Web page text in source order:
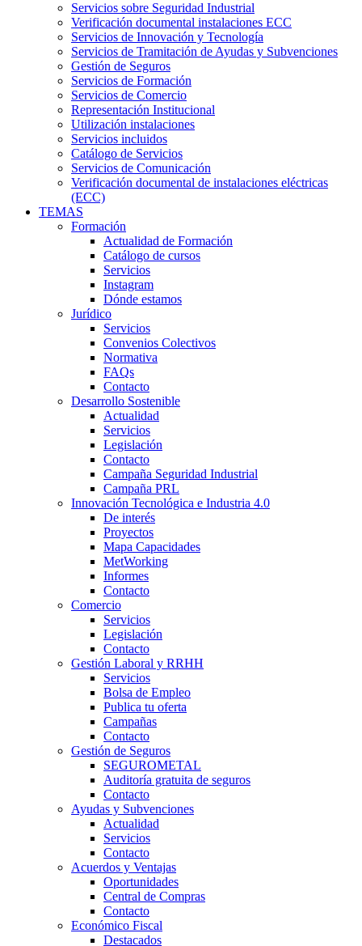
Servicios sobre Seguridad Industrial
Verificación documental instalaciones ECC
Servicios de Innovación y Tecnología
Servicios de Tramitación de Ayudas y Subvenciones
Gestión de Seguros
Servicios de Formación
Servicios de Comercio
Representación Institucional
Utilización instalaciones
Servicios incluidos
Catálogo de Servicios
Servicios de Comunicación
Verificación documental de instalaciones eléctricas
(ECC)
TEMAS
Formación
Actualidad de Formación
Catálogo de cursos
Servicios
Instagram
Dónde estamos
Jurídico
Servicios
Convenios Colectivos
Normativa
FAQs
Contacto
Desarrollo Sostenible
Actualidad
Servicios
Legislación
Contacto
Campaña Seguridad Industrial
Campaña PRL
Innovación Tecnológica e Industria 4.0
De interés
Proyectos
Mapa Capacidades
MetWorking
Informes
Contacto
Comercio
Servicios
Legislación
Contacto
Gestión Laboral y RRHH
Servicios
Bolsa de Empleo
Publica tu oferta
Campañas
Contacto
Gestión de Seguros
SEGUROMETAL
Auditoría gratuita de seguros
Contacto
Ayudas y Subvenciones
Actualidad
Servicios
Contacto
Acuerdos y Ventajas
Oportunidades
Central de Compras
Contacto
Económico Fiscal
Destacados